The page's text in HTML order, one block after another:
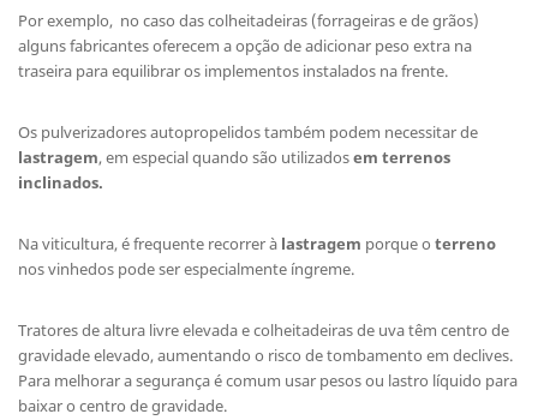
Por exemplo, no caso das colheitadeiras (forrageiras e de grãos)
alguns fabricantes oferecem a opção de adicionar peso extra na
traseira para equilibrar os implementos instalados na frente.
Os pulverizadores autopropelidos também podem necessitar de
lastragem, em especial quando são utilizadosem terrenos
inclinados.
Na viticultura, é frequente recorrer à lastragem porque o terreno
nos vinhedos pode ser especialmente íngreme.
Tratores de altura livre elevada e colheitadeiras de uva têm centro de
gravidade elevado, aumentando o risco de tombamento em declives.
Para melhorar a segurança é comum usar pesos ou lastro líquido para
baixar o centro de gravidade.